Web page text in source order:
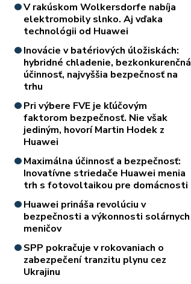
V rakúskom Wolkersdorfe nabíja
elektromobily slnko. Aj vďaka
technológii od Huawei
Inovácie v batériových úložiskách:
hybridné chladenie, bezkonkurenčná
účinnosť, najvyššia bezpečnosť na
trhu
Pri výbere FVE je kľúčovým
faktorom bezpečnosť. Nie však
jediným, hovorí Martin Hodek z
Huawei
Maximálna účinnosť a bezpečnosť:
Inovatívne striedače Huawei menia
trh s fotovoltaikou pre domácnosti
Huawei prináša revolúciu v
bezpečnosti a výkonnosti solárnych
meničov
SPP pokračuje v rokovaniach o
zabezpečení tranzitu plynu cez
Ukrajinu